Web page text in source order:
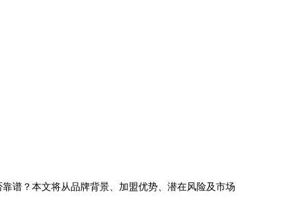
谱？本文将从品牌背景、加盟优势、潜在风险及市场